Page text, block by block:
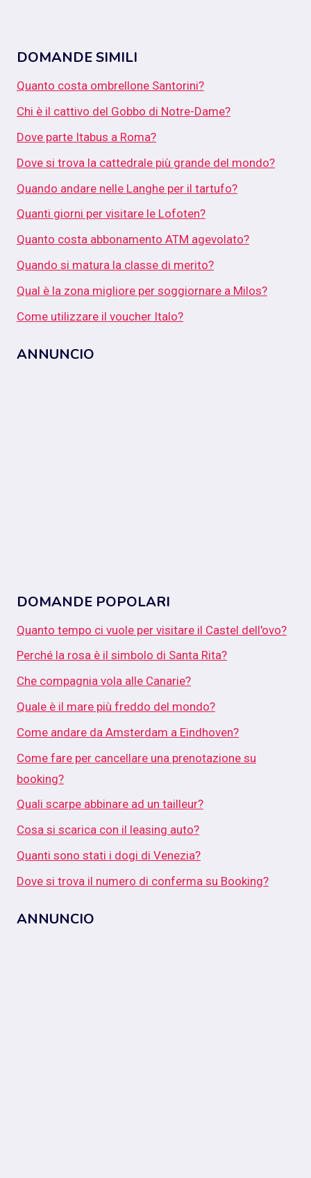
DOMANDE SIMILI
Quanto costa ombrellone Santorini?
Chi è il cattivo del Gobbo di Notre-Dame?
Dove parte Itabus a Roma?
Dove si trova la cattedrale più grande del mondo?
Quando andare nelle Langhe per il tartufo?
Quanti giorni per visitare le Lofoten?
Quanto costa abbonamento ATM agevolato?
Quando si matura la classe di merito?
Qual è la zona migliore per soggiornare a Milos?
Come utilizzare il voucher Italo?
ANNUNCIO
DOMANDE POPOLARI
Quanto tempo ci vuole per visitare il Castel dell'ovo?
Perché la rosa è il simbolo di Santa Rita?
Che compagnia vola alle Canarie?
Quale è il mare più freddo del mondo?
Come andare da Amsterdam a Eindhoven?
Come fare per cancellare una prenotazione su
booking?
Quali scarpe abbinare ad un tailleur?
Cosa si scarica con il leasing auto?
Quanti sono stati i dogi di Venezia?
Dove si trova il numero di conferma su Booking?
ANNUNCIO